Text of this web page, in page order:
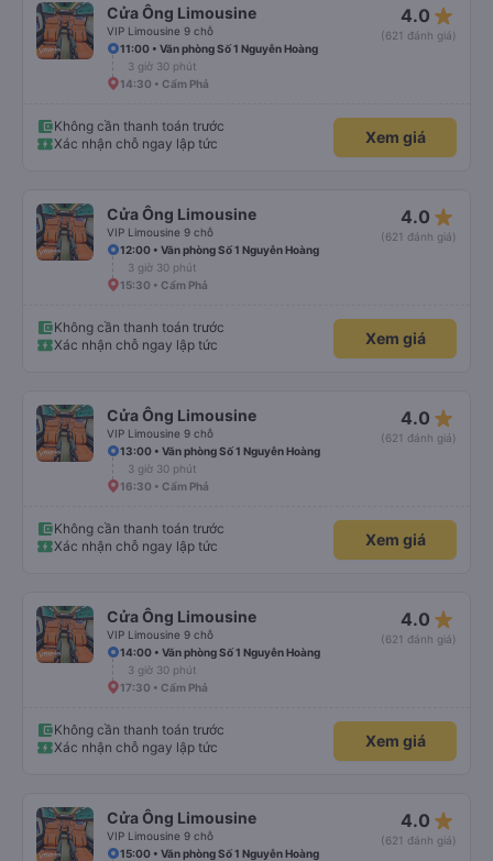
Cửa Ông Limousine
VIP Limousine 9 chỗ
4.0 star_rate
(621 đánh giá)
11:00 • Văn phòng Số 1 Nguyễn Hoàng
3 giờ 30 phút
14:30 • Cẩm Phả
Không cần thanh toán trước
Xác nhận chỗ ngay lập tức
Xem giá
Cửa Ông Limousine
VIP Limousine 9 chỗ
4.0 star_rate
(621 đánh giá)
12:00 • Văn phòng Số 1 Nguyễn Hoàng
3 giờ 30 phút
15:30 • Cẩm Phả
Không cần thanh toán trước
Xác nhận chỗ ngay lập tức
Xem giá
Cửa Ông Limousine
VIP Limousine 9 chỗ
4.0 star_rate
(621 đánh giá)
13:00 • Văn phòng Số 1 Nguyễn Hoàng
3 giờ 30 phút
16:30 • Cẩm Phả
Không cần thanh toán trước
Xác nhận chỗ ngay lập tức
Xem giá
Cửa Ông Limousine
VIP Limousine 9 chỗ
4.0 star_rate
(621 đánh giá)
14:00 • Văn phòng Số 1 Nguyễn Hoàng
3 giờ 30 phút
17:30 • Cẩm Phả
Không cần thanh toán trước
Xác nhận chỗ ngay lập tức
Xem giá
Cửa Ông Limousine
VIP Limousine 9 chỗ
4.0 star_rate
(621 đánh giá)
15:00 • Văn phòng Số 1 Nguyễn Hoàng